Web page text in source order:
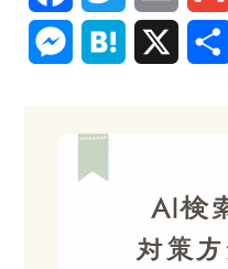
Messenger
Hatena